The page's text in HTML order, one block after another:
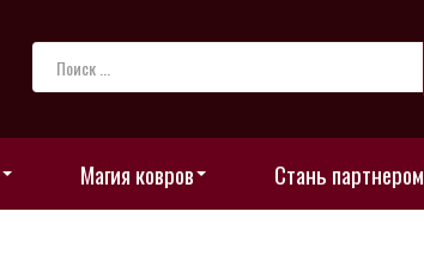
Магия ковров Стань партнером